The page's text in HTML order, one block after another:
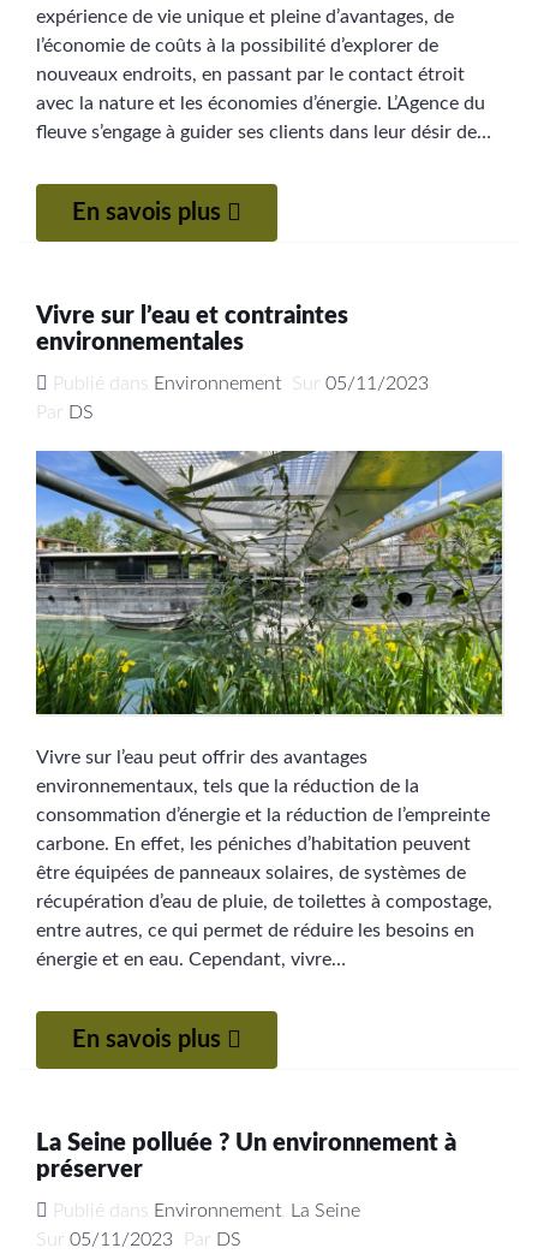
expérience de vie unique et pleine d’avantages, de
l’économie de coûts à la possibilité d’explorer de
nouveaux endroits, en passant par le contact étroit
avec la nature et les économies d’énergie. L’Agence du
fleuve s’engage à guider ses clients dans leur désir de…
En savois plus
Vivre sur l’eau et contraintes
environnementales
Publié dans Environnement Sur 05/11/2023
Par DS
Vivre sur l’eau peut offrir des avantages
environnementaux, tels que la réduction de la
consommation d’énergie et la réduction de l’empreinte
carbone. En effet, les péniches d’habitation peuvent
être équipées de panneaux solaires, de systèmes de
récupération d’eau de pluie, de toilettes à compostage,
entre autres, ce qui permet de réduire les besoins en
énergie et en eau. Cependant, vivre…
En savois plus
La Seine polluée ? Un environnement à
préserver
Publié dans Environnement
La Seine
Sur 05/11/2023 Par DS